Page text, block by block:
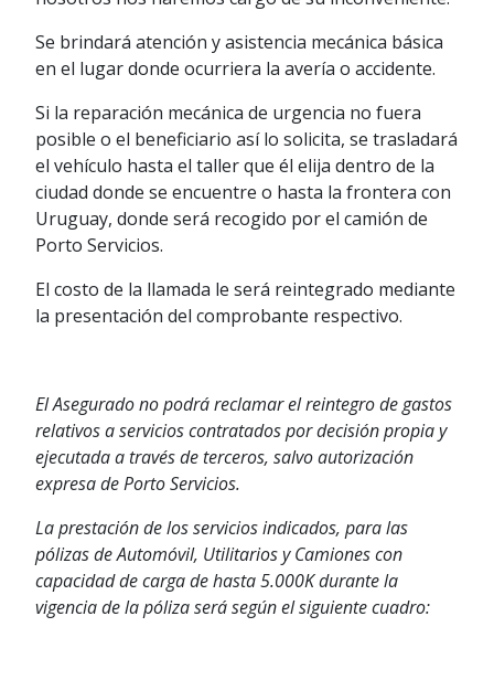
Se brindará atención y asistencia mecánica básica
en el lugar donde ocurriera la avería o accidente.
Si la reparación mecánica de urgencia no fuera
posible o el beneficiario así lo solicita, se trasladará
el vehículo hasta el taller que él elija dentro de la
ciudad donde se encuentre o hasta la frontera con
Uruguay, donde será recogido por el camión de
Porto Servicios.
El costo de la llamada le será reintegrado mediante
la presentación del comprobante respectivo.
El Asegurado no podrá reclamar el reintegro de gastos
relativos a servicios contratados por decisión propia y
ejecutada a través de terceros, salvo autorización
expresa de Porto Servicios.
La prestación de los servicios indicados, para las
pólizas de Automóvil, Utilitarios y Camiones con
capacidad de carga de hasta 5.000K durante la
vigencia de la póliza será según el siguiente cuadro: